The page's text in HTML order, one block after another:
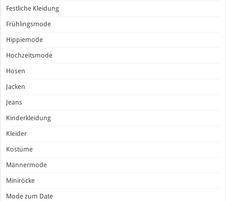
Festliche Kleidung
Frühlingsmode
Hippiemode
Hochzeitsmode
Hosen
Jacken
Jeans
Kinderkleidung
Kleider
Kostüme
Männermode
Miniröcke
Mode zum Date